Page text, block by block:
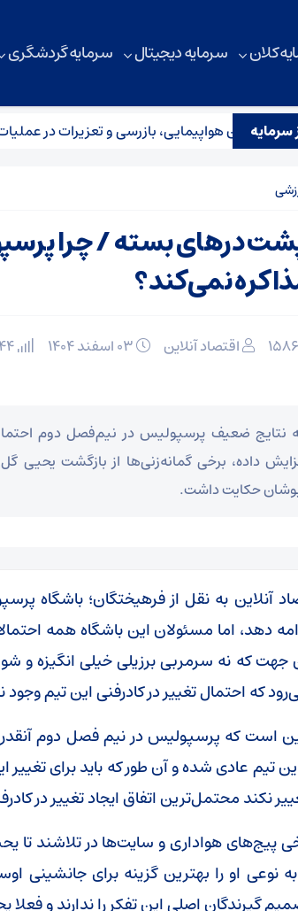
کلان سرمایه دیجیتال سرمایه گردشگری
سرمایه
سازمان هواپیمایی، بازرسی و تعزیرات در عملیات
در‌های بسته / چرا
نمی‌کند؟
اقتصاد آنلاین
نتایج ضعیف پرسپولیس در نیم‌فصل دوم
داده، برخی گمانه‌زنی‌ها از بازگشت یحیی
حکایت داشت.
آنلاین به نقل از فرهیختگان؛ باشگاه
دهد، اما مسئولان این باشگاه همه
جهت که نه سرمربی برزیلی خیلی انگیزه و
که احتمال تغییر در کادرفنی این تیم وجود
است که پرسپولیس در نیم فصل دوم
این تیم عادی شده و آن طور که باید برای
نکند محتمل‌ترین اتفاق ایجاد تغییر در
پیج‌های هواداری و سایت‌ها در تلاشند
نوعی او را بهترین گزینه برای جانشینی
گیرندگان اصلی این تفکر را ندارند و فعلا